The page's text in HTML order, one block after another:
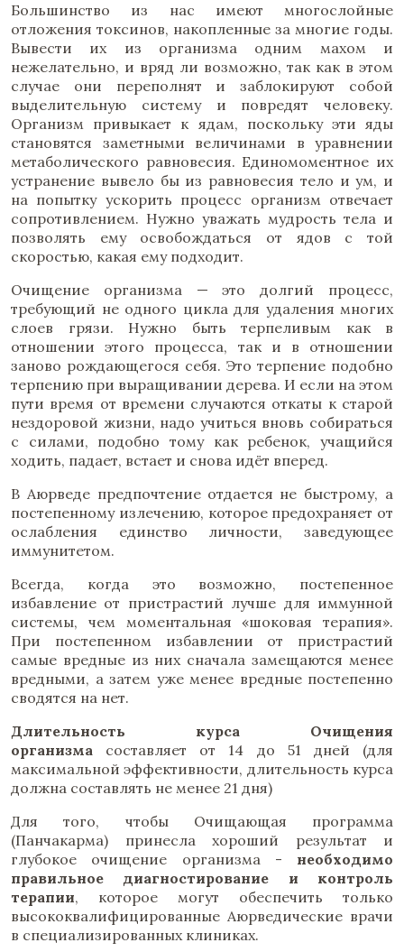
Большинство из нас имеют многослойные
отложения токсинов, накопленные за многие годы.
Вывести их из организма одним махом и
нежелательно, и вряд ли возможно, так как в этом
случае они переполнят и заблокируют собой
выделительную систему и повредят человеку.
Организм привыкает к ядам, поскольку эти яды
становятся заметными величинами в уравнении
метаболического равновесия. Единомоментное их
устранение вывело бы из равновесия тело и ум, и
на попытку ускорить процесс организм отвечает
сопротивлением. Нужно уважать мудрость тела и
позволять ему освобождаться от ядов с той
скоростью, какая ему подходит.
Очищение организма — это долгий процесс,
требующий не одного цикла для удаления многих
слоев грязи. Нужно быть терпеливым как в
отношении этого процесса, так и в отношении
заново рождающегося себя. Это терпение подобно
терпению при выращивании дерева. И если на этом
пути время от времени случаются откаты к старой
нездоровой жизни, надо учиться вновь собираться
с силами, подобно тому как ребенок, учащийся
ходить, падает, встает и снова идёт вперед.
В Аюрведе предпочтение отдается не быстрому, а
постепенному излечению, которое предохраняет от
ослабления единство личности, заведующее
иммунитетом.
Всегда, когда это возможно, постепенное
избавление от пристрастий лучше для иммунной
системы, чем моментальная «шоковая терапия».
При постепенном избавлении от пристрастий
самые вредные из них сначала замещаются менее
вредными, а затем уже менее вредные постепенно
сводятся на нет.
Длительность курса Очищения
организма составляет от 14 до 51 дней (для
максимальной эффективности, длительность курса
должна составлять не менее 21 дня)
Для того, чтобы Очищающая программа
(Панчакарма) принесла хороший результат и
глубокое очищение организма - необходимо
правильное диагностирование и контроль
терапии, которое могут обеспечить только
высококвалифицированные Аюрведические врачи
в специализированных клиниках.